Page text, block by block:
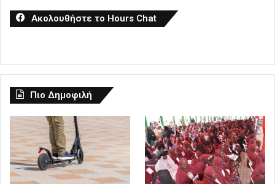
Ακολουθήστε το Hours Chat
Πιο Δημοφιλή